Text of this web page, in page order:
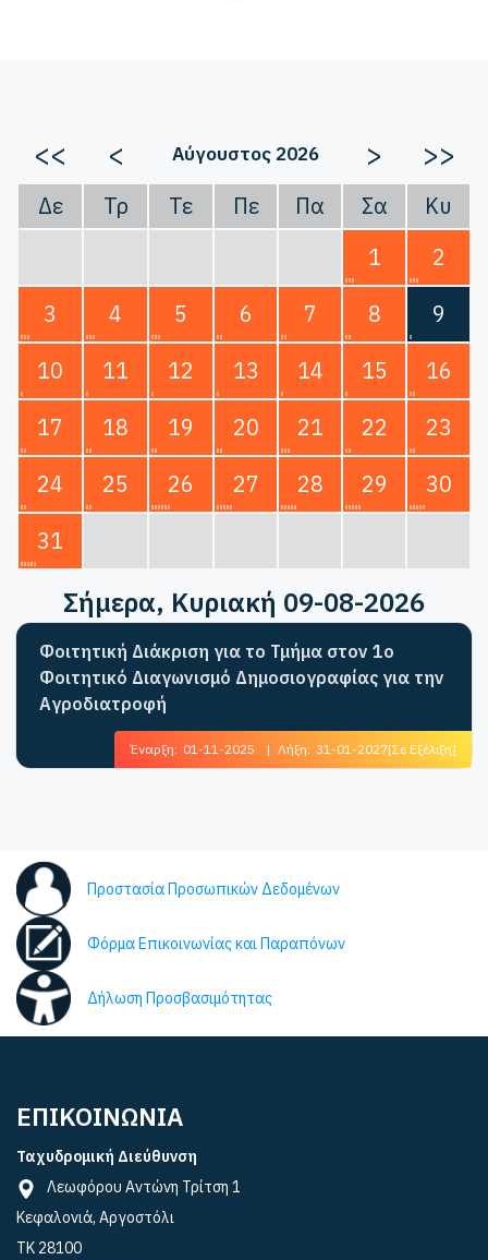
<< < Αύγουστος 2026 > >>
Δε Τρ Τε Πε Πα Σα
Κυ
1
2
3
4 5 6 7 8
9
10
11 12 13 14 15
16
17
18 19 20 21 22
23
24
25 26 27 28 29
30
31
Σήμερα, Κυριακή 09-08-2026
Φοιτητική Διάκριση για το Τμήμα στον 1ο
Φοιτητικό Διαγωνισμό Δημοσιογραφίας για την
Αγροδιατροφή
Έναρξη: 01-11-2025 | Λήξη: 31-01-2027[Σε Εξέλιξη]
Προστασία Προσωπικών Δεδομένων
Φόρμα Επικοινωνίας και Παραπόνων
Δήλωση Προσβασιμότητας
ΕΠΙΚΟΙΝΩΝΙΑ
Ταχυδρομική Διεύθυνση
Λεωφόρου Αντώνη Τρίτση 1
Κεφαλονιά, Αργοστόλι
ΤΚ 28100